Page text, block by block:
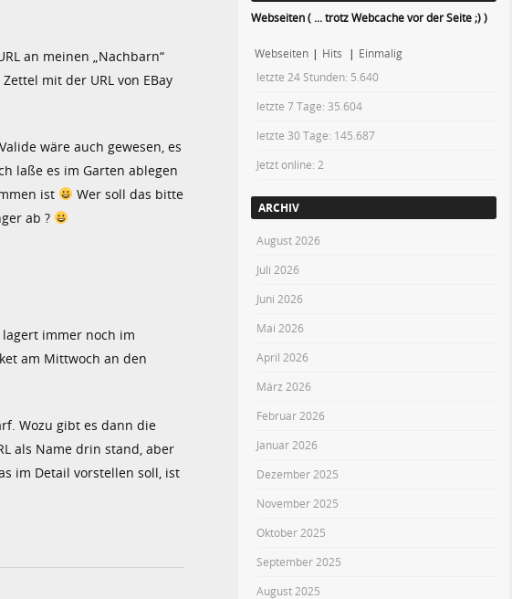
an meinen „Nachbarn“
mit der URL von EBay
wäre auch gewesen, es
laße es im Garten ablegen
ist
Wer soll das bitte
ab ?
immer noch im
am Mittwoch an den
Wozu gibt es dann die
als Name drin stand, aber
im Detail vorstellen soll, ist
Webseiten ( ... trotz Webcache vor der Seite ;) )
Webseiten | Hits | Einmalig
letzte 24 Stunden: 5.640
letzte 7 Tage: 35.604
letzte 30 Tage: 145.687
Jetzt online: 2
ARCHIV
August 2026
Juli 2026
Juni 2026
Mai 2026
April 2026
März 2026
Februar 2026
Januar 2026
Dezember 2025
November 2025
Oktober 2025
September 2025
August 2025